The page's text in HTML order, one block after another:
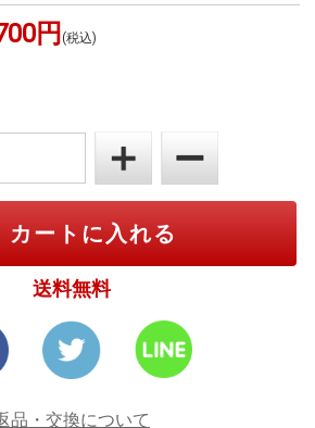
円 (税込)
送料無料
品・交換について